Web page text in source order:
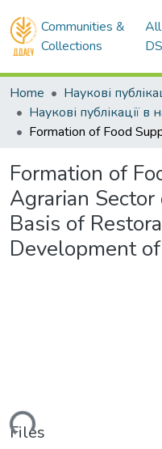
Communities &
Collections
Home
Formation of
Agrarian
Basis of
Development
Files